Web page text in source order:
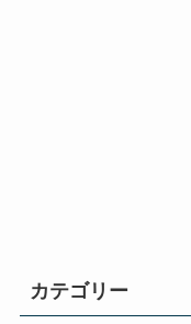
カテゴリー